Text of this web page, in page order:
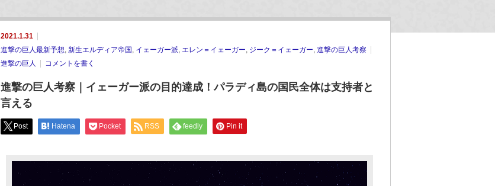
2021.1.31
進撃の巨人最新予想, 新生エルディア帝国 , イェーガー派, エレン＝イェーガー, ジーク＝イェーガー, 進撃の巨人考察
進撃の巨人
コメントを書く
進撃の巨人考察｜イェーガー派の目的達成！パラディ島の国民全体は支持者と
言える
Post Hatena Pocket RSS feedly Pin it